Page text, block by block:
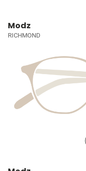
Modz
RICHMOND